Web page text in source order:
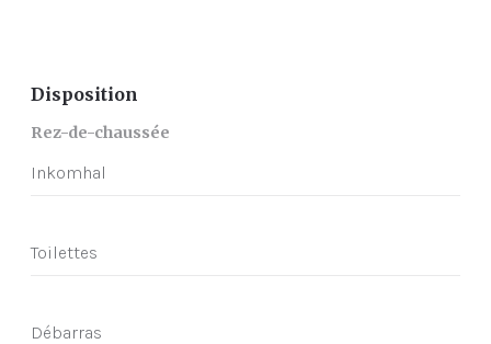
Disposition
Rez-de-chaussée
Inkomhal
Toilettes
Débarras